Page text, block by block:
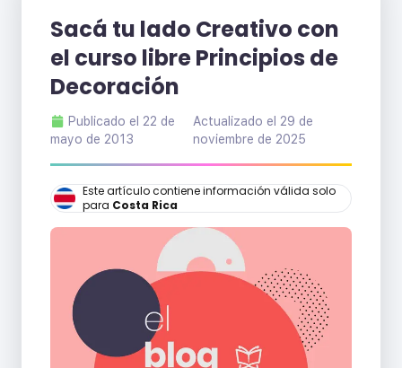
Sacá tu lado Creativo con
el curso libre Principios de
Decoración
Publicado el 22 de
mayo de 2013
Actualizado el 29 de
noviembre de 2025
Este artículo contiene información válida solo
para Costa Rica